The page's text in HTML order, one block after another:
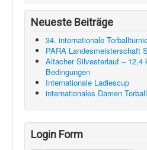
Neueste Beiträge
34. internationale
PARA Landesmeisterschaft
Altacher Silvesterlauf – 12,4
Bedingungen
Internationale Ladiescup
internationales Damen
Login Form